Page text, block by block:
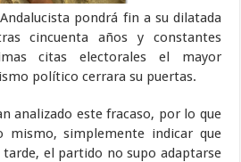
pondrá fin a su dilatada
cincuenta años y constantes
citas electorales el mayor
político cerrara su puertas.
analizado este fracaso, por lo que
simplemente indicar que
tarde, el partido no supo adaptarse